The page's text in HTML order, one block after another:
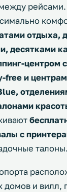
отдыха,
десятками
центром
free и
с
талоны.
домов и вилл,